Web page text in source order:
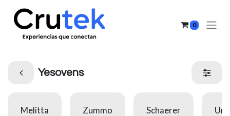
0
Yesovens
Melitta Zummo Schaerer